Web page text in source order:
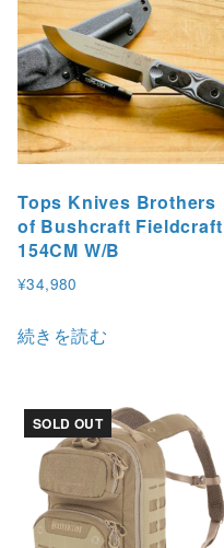
で
き
ま
す
Tops Knives Brothers
of Bushcraft Fieldcraft
154CM W/B
¥34,980
続きを読む
SOLD OUT